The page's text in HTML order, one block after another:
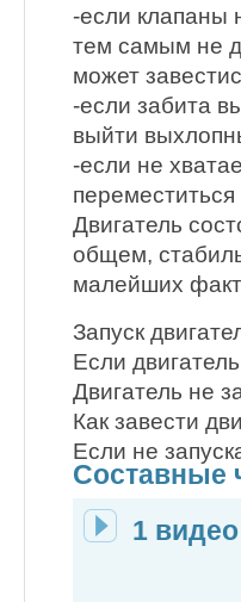
-если клапаны
тем самым не
может
-если забита
выйти
-если не
Двигатель
общем,
малейших
Запуск
Если
Двигатель не
Как завести
Если не
Составные
1 видео